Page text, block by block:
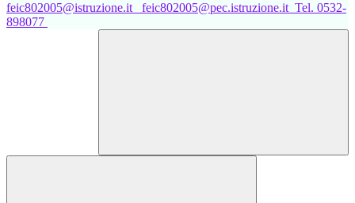
feic802005@istruzione.it feic802005@pec.istruzione.it Tel. 0532-
898077